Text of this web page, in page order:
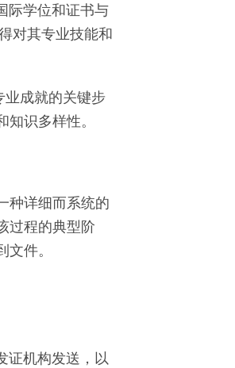
际学位和证书与
对其专业技能和
成就的关键步
识多样性。
种详细而系统的
过程的典型阶
件。
证机构发送，以